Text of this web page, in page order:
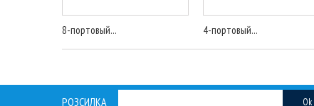
8-портовый... 4-портовый...
РОЗСИЛКА Ok